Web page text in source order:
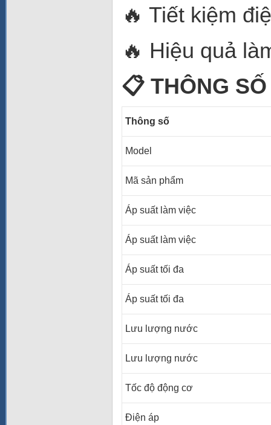
🔥 Tiết kiệm
🔥 Hiệu quả
📋 THÔNG
Thông số
Model
Mã sản phẩm
Áp suất làm việc
Áp suất làm việc
Áp suất tối đa
Áp suất tối đa
Lưu lượng nước
Lưu lượng nước
Tốc độ động cơ
Điện áp